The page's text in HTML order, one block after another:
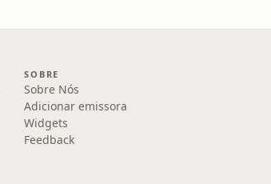
SOBRE
Sobre Nós
Adicionar emissora
Widgets
Feedback